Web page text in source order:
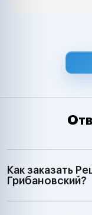
Как заказать
Грибановский?